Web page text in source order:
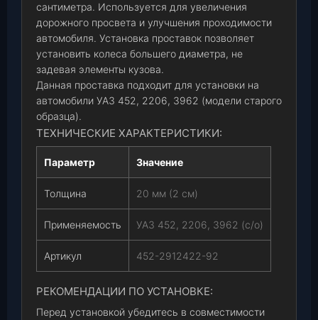
сантиметра. Используется для увеличения
дорожного просвета и улучшения проходимости
автомобиля. Установка проставок позволяет
установить колеса большего диаметра, не
задевая элементы кузова.
Данная проставка подходит для установки на
автомобили УАЗ 452, 2206, 3962 (модели старого
образца).
ТЕХНИЧЕСКИЕ ХАРАКТЕРИСТИКИ:
Параметр Значение
Толщина 20 мм (2 см)
Применяемость УАЗ 452, 2206, 3962 (с/о)
Артикул 452-2912422-92
РЕКОМЕНДАЦИИ ПО УСТАНОВКЕ:
Перед установкой убедитесь в совместимости